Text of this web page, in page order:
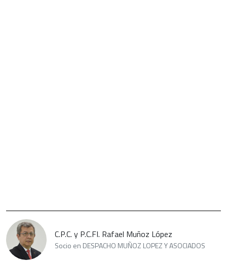
C.P.C. y P.C.FI. Rafael Muñoz López
Socio en DESPACHO MUÑOZ LOPEZ Y ASOCIADOS